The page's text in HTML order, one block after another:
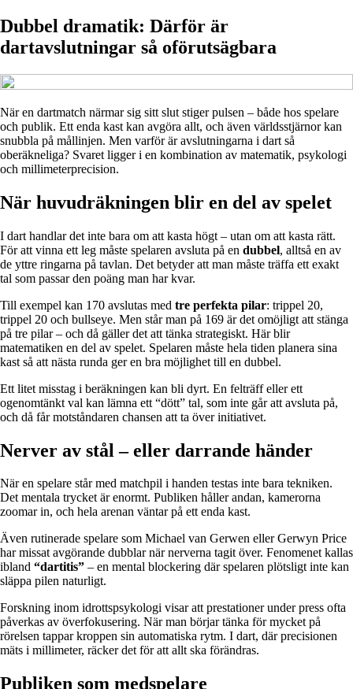
Dubbel dramatik: Därför är
dartavslutningar så oförutsägbara
När en dartmatch närmar sig sitt slut stiger pulsen – både hos spelare
och publik. Ett enda kast kan avgöra allt, och även världsstjärnor kan
snubbla på mållinjen. Men varför är avslutningarna i dart så
oberäkneliga? Svaret ligger i en kombination av matematik, psykologi
och millimeterprecision.
När huvudräkningen blir en del av spelet
I dart handlar det inte bara om att kasta högt – utan om att kasta rätt.
För att vinna ett leg måste spelaren avsluta på en dubbel, alltså en av
de yttre ringarna på tavlan. Det betyder att man måste träffa ett exakt
tal som passar den poäng man har kvar.
Till exempel kan 170 avslutas med tre perfekta pilar: trippel 20,
trippel 20 och bullseye. Men står man på 169 är det omöjligt att stänga
på tre pilar – och då gäller det att tänka strategiskt. Här blir
matematiken en del av spelet. Spelaren måste hela tiden planera sina
kast så att nästa runda ger en bra möjlighet till en dubbel.
Ett litet misstag i beräkningen kan bli dyrt. En felträff eller ett
ogenomtänkt val kan lämna ett “dött” tal, som inte går att avsluta på,
och då får motståndaren chansen att ta över initiativet.
Nerver av stål – eller darrande händer
När en spelare står med matchpil i handen testas inte bara tekniken.
Det mentala trycket är enormt. Publiken håller andan, kamerorna
zoomar in, och hela arenan väntar på ett enda kast.
Även rutinerade spelare som Michael van Gerwen eller Gerwyn Price
har missat avgörande dubblar när nerverna tagit över. Fenomenet kallas
ibland “dartitis” – en mental blockering där spelaren plötsligt inte kan
släppa pilen naturligt.
Forskning inom idrottspsykologi visar att prestationer under press ofta
påverkas av överfokusering. När man börjar tänka för mycket på
rörelsen tappar kroppen sin automatiska rytm. I dart, där precisionen
mäts i millimeter, räcker det för att allt ska förändras.
Publiken som medspelare